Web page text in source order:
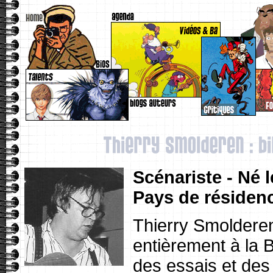
Scénariste - Né
Pays de
Thierry
entièrement à la
des essais et